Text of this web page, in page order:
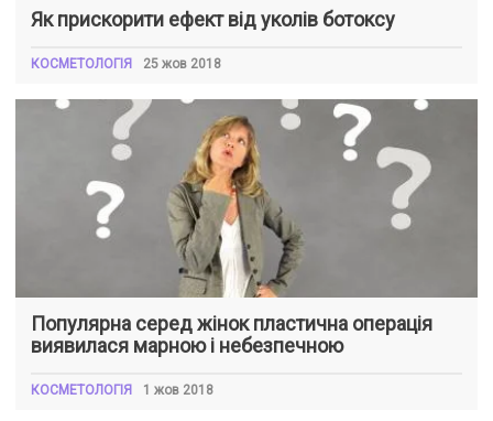
Як прискорити ефект від уколів ботоксу
КОСМЕТОЛОГІЯ 25 жов 2018
Популярна серед жінок пластична операція
виявилася марною і небезпечною
КОСМЕТОЛОГІЯ 1 жов 2018